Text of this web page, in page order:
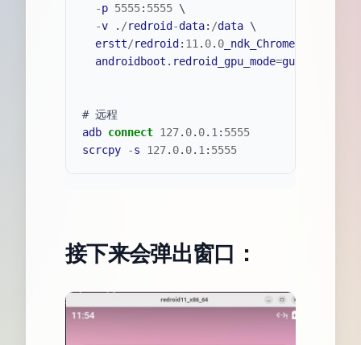
-p 5555: 5555 \
-v . /redroid-data: /data \
erstt/redroid: 11 . 0. 0 _ndk_ChromeOS
androidboot . redroid_gpu_mode=guest
adb connect 127. 0. 0. 1 : 5555
scrcpy
-s 127. 0. 0. 1 : 5555
接下来会弹出窗口：